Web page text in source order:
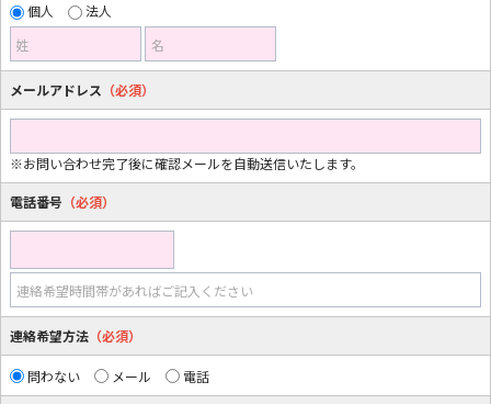
個人
法人
姓
名
メールアドレス （必須）
※お問い合わせ完了後に確認メールを自動送信いたします。
電話番号 （必須）
連絡希望時間帯があればご記入ください
連絡希望方法 （必須）
問わない メール 電話